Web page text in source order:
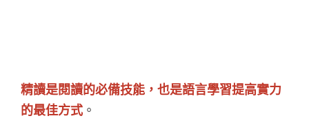
精讀是閱讀的必備技能，也是語言學習提高實力
的最佳方式。